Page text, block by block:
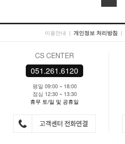
이용안내 | 개인정보 처리방침 |
CS CENTER
051.261.6120
평일 09:00 ~ 18:00
점심 12:30 ~ 13:30
휴무 토/일 및 공휴일